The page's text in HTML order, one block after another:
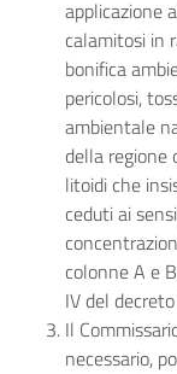
applicazione
calamitosi in
bonifica
pericolosi,
ambientale
della regione
litoidi che
ceduti ai
colonne A e
IV del
Il
necessario,